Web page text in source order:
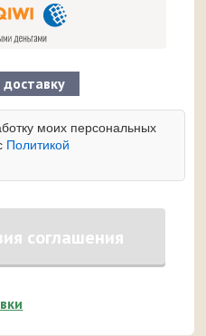
моих персональных
Политикой
соглашения